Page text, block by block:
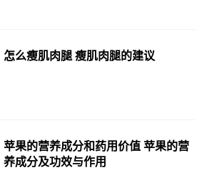
怎么瘦肌肉腿 瘦肌肉腿的建议
苹果的营养成分和药用价值 苹果的营
养成分及功效与作用